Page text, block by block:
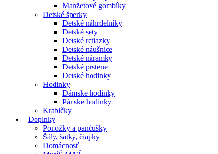
Manžetové gombíky
Detské šperky
Detské náhrdelníky
Detské sety
Detské retiazky
Detské náušnice
Detské náramky
Detské prstene
Detské hodinky
Hodinky
Dámske hodinky
Pánske hodinky
Krabičky
Doplnky
Ponožky a pančušky
Šály, šatky, čiapky
Domácnosť